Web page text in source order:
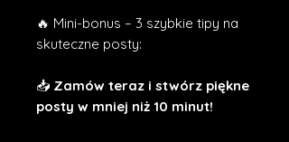
🔥 Mini-bonus – 3 szybkie tipy na
skuteczne posty:
📥 Zamów teraz i stwórz piękne
posty w mniej niż 10 minut!